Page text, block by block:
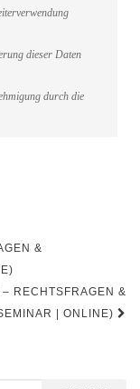
dieser Daten
durch die
&
RECHTSFRAGEN &
| ONLINE)